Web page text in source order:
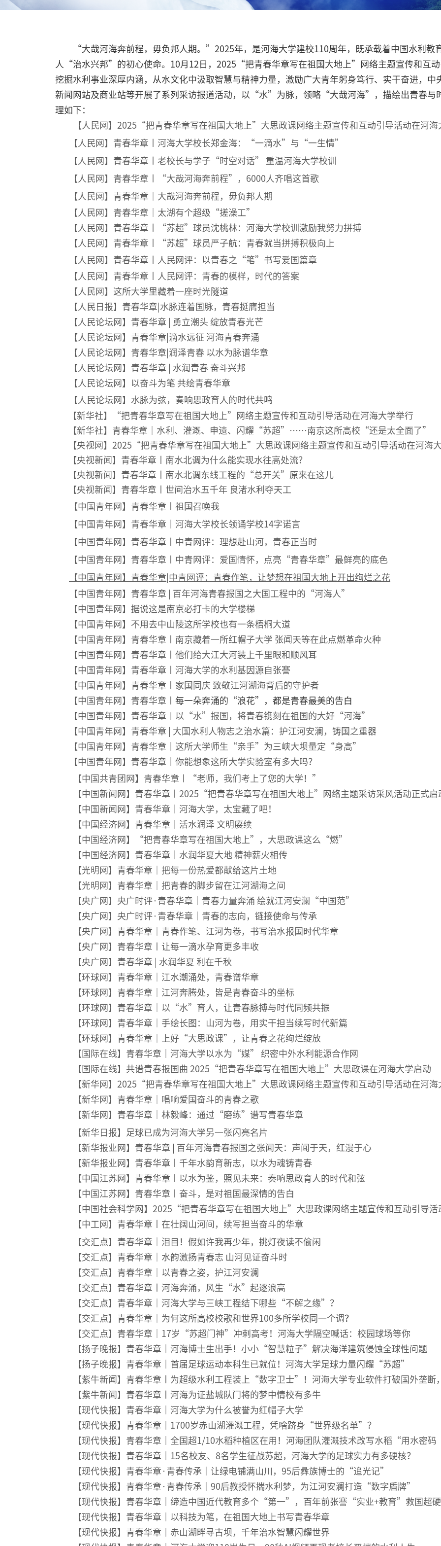
“大哉河海奔前程，毋负邦人期。”2025年，是河海大学建校110周年，既承载着中国水利教
人“治水兴邦”的初心使命。10月12日，2025“把青春华章写在祖国大地上”网络主题宣传和互
挖掘水利事业深厚内涵，从水文化中汲取智慧与精神力量，激励广大青年躬身笃行、实干奋进，
新闻网站及商业站等开展了系列采访报道活动，以“水”为脉，领略“大哉河海”，描绘出青春与
理如下：
【人民网】2025“把青春华章写在祖国大地上”大思政课网络主题宣传和互动引导活动在河海
【 人民网】 青春华章丨河海大学校长郑金海：“一滴水”与“一生情”
【人民网】青春华章丨老校长与学子“时空对话” 重温河海大学校训
【人民网】青春华章丨“大哉河海奔前程”，6000人齐唱这首歌
【人民网】青春华章｜大哉河海奔前程，毋负邦人期
【人民网】青春华章｜太湖有个超级“搓澡工”
【人民网】青春华章丨“苏超”球员沈桃林：河海大学校训激励我努力拼搏
【人民网】青春华章丨“苏超”球员严子航：青春就当拼搏积极向上
【人民网】 青春华章丨人民网评：以青春之“笔”书写爱国篇章
【人民网】青春华章丨人民网评：青春的模样，时代的答案
【人民网】这所大学里藏着一座时光隧道
【人民日报】青春华章|水脉连着国脉，青春挺膺担当
【人民论坛网】 青春华章 | 勇立潮头 绽放青春光芒
【人民论坛网】青春华章|滴水远征 河海青春奔涌
【人民论坛网】青春华章|润泽青春 以水为脉谱华章
【人民论坛网】 青春华章 | 水润青春 奋斗兴邦
【人民论坛网】以奋斗为笔 共绘青春华章
【 人民论坛网】水脉为弦，奏响思政育人的时代共鸣
【新华社】
“把青春华章写在祖国大地上”网络主题宣传和互动引导活动在河海大学举行
【新华社】青春华章｜水利、灌溉、申遗、闪耀“苏超”……南京这所高校“还是太全面了”
【央视网】2025“把青春华章写在祖国大地上”大思政课网络主题宣传和互动引导活动在河海
【央视新闻】 青春华章丨南水北调为什么能实现水往高处流？
【央视新闻】 青春华章丨南水北调东线工程的“总开关”原来在这儿
【央视新闻】青春华章丨世间治水五千年 良渚水利夺天工
【中国青年网】青春华章丨祖国召唤我
【中国青年网】青春华章｜河海大学校长领诵学校14字诺言
【中国青年网】青春华章丨中青网评：理想赴山河，青春正当时
【中国青年网】青春华章丨中青网评：爱国情怀，点亮“青春华章”最鲜亮的底色
【中国青年网】青春华章|中青网评：青春作笔，让梦想在祖国大地上开出绚烂之花
【中国青年网】青春华章 | 百年河海青春报国之大国工程中的“河海人”
【中国青年网】据说这是南京必打卡的大学楼梯
【中国青年网】不用去中山陵这所学校也有一条梧桐大道
【中国青年网】青春华章丨南京藏着一所红帽子大学 张闻天等在此点燃革命火种
【中国青年网】青春华章丨他们给大江大河装上千里眼和顺风耳
【中国青年网】青春华章丨河海大学的水利基因源自张謇
【中国青年网】青春华章丨家国同庆 致敬江河湖海背后的守护者
【中国青年网】青春华章
每一朵奔涌的“浪花”，都是青春最美的告白
【中国青年网】青春华章︱以“水”报国，将青春镌刻在祖国的大好“河海”
【中国青年网】青春华章 | 大国水利人物志之治水篇：护江河安澜，铸国之重器
【中国青年网】青春华章｜这所大学师生“亲手”为三峡大坝量定“身高”
【中国青年网】青春华章｜你能想象这所大学实验室有多大吗？
【中国共青团网】青春华章丨“老师，我们考上了您的大学！”
【中国新闻网】青春华章丨2025“把青春华章写在祖国大地上”网络主题采访采风活动正式启
【中国新闻网】青春华章｜河海大学，太宝藏了吧！
【中国经济网】青春华章｜活水润泽 文明赓续
【中国经济网】“把青春华章写在祖国大地上”，大思政课这么“燃”
【中国经济网】青春华章｜水润华夏大地 精神薪火相传
【光明网】青春华章｜把每一份热爱都献给这片土地
【光明网】青春华章｜把青春的脚步留在江河湖海之间
【央广网】央广时评·青春华章｜青春力量奔涌 绘就江河安澜“中国范”
【央广网】 央广时评·青春华章｜青春的志向，链接使命与传承
【央广网】青春华章｜青春作笔、江河为卷，书写治水报国时代华章
【央广网】青春华章丨让每一滴水孕育更多丰收
【央广网】青春华章 | 水润华夏 利在千秋
【环球网】青春华章｜江水潮涌处，青春谱华章
【环球网】青春华章｜江河奔腾处，皆是青春奋斗的坐标
【环球网】青春华章｜以“水”育人，让青春脉搏与时代同频共振
【环球网】青春华章｜手绘长图：山河为卷，用实干担当续写时代新篇
【环球网】青春华章｜上好“大思政课”，让青春之花绚烂绽放
【国际在线】青春华章｜河海大学以水为“媒” 织密中外水利能源合作网
【国际在线】共谱青春报国曲 2025“把青春华章写在祖国大地上”大思政课在河海大学启动
【新华网】2025“把青春华章写在祖国大地上”大思政课网络主题宣传和互动引导活动在河海
【新华网】青春华章｜唱响爱国奋斗的青春之歌
【新华网】青春华章｜林毅峰：通过“磨练”谱写青春华章
【新华日报】足球已成为河海大学另一张闪亮名片
【新华报业网】青春华章 | 百年河海青春报国之张闻天：声闻于天，红漫于心
【新华报业网】 青春华章丨千年水韵育新志，以水为魂铸青春
【中国江苏网】青春华章丨以水为鉴，照见未来：奏响思政育人的时代和弦
【中国江苏网】青春华章丨奋斗，是对祖国最深情的告白
【中国社会科学网】2025“把青春华章写在祖国大地上”大思政课网络主题宣传和互动引导活
【中工网】青春华章丨在壮阔山河间，续写担当奋斗的华章
【交汇点】青春华章｜泪目！假如许我再少年，挑灯夜读不偷闲
【交汇点】青春华章｜水韵激扬青春志 山河见证奋斗时
【交汇点】青春华章｜以青春之姿，护江河安澜
【交汇点】青春华章丨河海奔涌，风生“水”起逐浪高
【交汇点】 青春华章｜河海大学与三峡工程结下哪些“不解之缘”？
【交汇点】青春华章｜为何这所高校校歌和世界100多所学校同一个调？
【交汇点】 青春华章｜17岁“苏超门神”冲刺高考！河海大学隔空喊话：校园球场等你
【扬子晚报】青春华章｜河海博士生出手！小小“智慧粒子”解决海洋建筑侵蚀全球性问题
【扬子晚报】青春华章｜首届足球运动本科生已就位！河海大学足球力量闪耀“苏超”
【紫牛新闻】青春华章丨为超级水利工程装上“数字卫士”！河海大学专业软件打破国外垄断
【紫牛新闻】青春华章 丨河海为证盐城队门将的梦中情校有多牛
【现代快报】青春华章｜河海大学为什么被誉为红帽子大学
【现代快报】青春华章｜1700岁赤山湖灌溉工程，凭啥跻身“世界级名单”？
【现代快报】青春华章｜全国超1/10水稻种植区在用！河海团队灌溉技术改写水稻“用水密码
【现代快报】青春华章｜15名校友、8名学生征战苏超，河海大学的足球实力有多硬核？
【现代快报】青春华章·青春传承｜让绿电铺满山川，95后彝族博士的“追光记”
【现代快报】 青春华章·青春传承｜90后教授怀揣水利梦，为江河安澜打造“数字盾牌”
【现代快报】青春华章｜缔造中国近代教育多个“第一”，百年前张謇“实业+教育”救国超
【现代快报】青春华章｜以科技为笔，在祖国大地上书写青春华章
【现代快报】 青春华章｜赤山湖畔寻古坝，千年治水智慧闪耀世界